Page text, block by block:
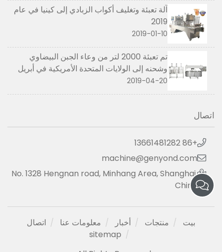
آلة تعبئة وتغليف أكواب الزبادي إلى كينيا في عام
2019
2019-01-10
تم تعبئة 2000 لتر من وعاء الجبن البيضاوي
وشحنه إلى الولايات المتحدة الأمريكية في أبريل
2019
2019-04-20
اتصال
+86 13661481282
machine@genyond.com
No. 1328 Hengnan road, Minhang Area, Shanghai,
China
بيت منتجات أخبار معلومات عنا
اتصال
sitemap